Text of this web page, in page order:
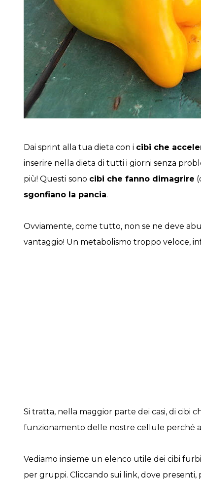
Dai sprint alla tua dieta con i cibi che
inserire nella dieta di tutti i giorni senza
più! Questi sono cibi che fanno dimagrire
sgonfiano la pancia.
Ovviamente, come tutto, non se ne deve
vantaggio! Un metabolismo troppo veloce,
Si tratta, nella maggior parte dei casi, di cibi
funzionamento delle nostre cellule perché
Vediamo insieme un elenco utile dei cibi
per gruppi. Cliccando sui link, dove